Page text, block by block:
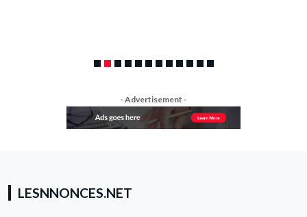
- Advertisement -
LESNNONCES.NET